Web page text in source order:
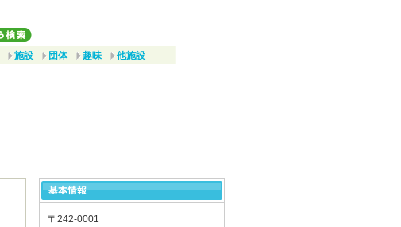
施設 団体 趣味 他施設
〒242-0001